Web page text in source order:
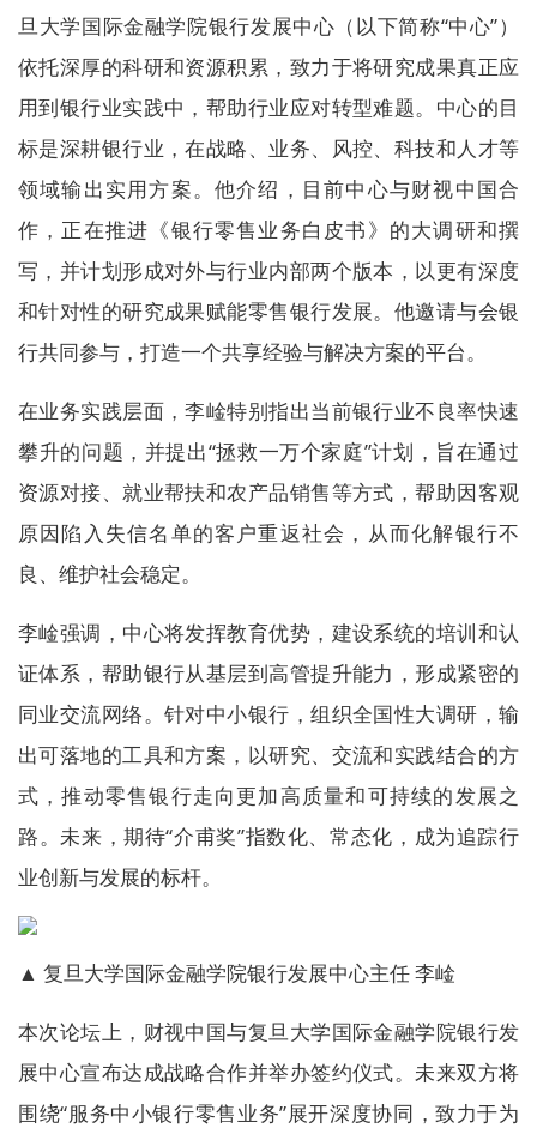
旦大学国际金融学院银行发展中心（以下简称“中心”）
依托深厚的科研和资源积累，致力于将研究成果真正应
用到银行业实践中，帮助行业应对转型难题。中心的目
标是深耕银行业，在战略、业务、风控、科技和人才等
领域输出实用方案。他介绍，目前中心与财视中国合
作，正在推进《银行零售业务白皮书》的大调研和撰
写，并计划形成对外与行业内部两个版本，以更有深度
和针对性的研究成果赋能零售银行发展。他邀请与会银
行共同参与，打造一个共享经验与解决方案的平台。
在业务实践层面，李崯特别指出当前银行业不良率快速
攀升的问题，并提出“拯救一万个家庭”计划，旨在通过
资源对接、就业帮扶和农产品销售等方式，帮助因客观
原因陷入失信名单的客户重返社会，从而化解银行不
良、维护社会稳定。
李崯强调，中心将发挥教育优势，建设系统的培训和认
证体系，帮助银行从基层到高管提升能力，形成紧密的
同业交流网络。针对中小银行，组织全国性大调研，输
出可落地的工具和方案，以研究、交流和实践结合的方
式，推动零售银行走向更加高质量和可持续的发展之
路。未来，期待“介甫奖”指数化、常态化，成为追踪行
业创新与发展的标杆。
▲ 复旦大学国际金融学院银行发展中心主任 李崯
本次论坛上，财视中国与复旦大学国际金融学院银行发
展中心宣布达成战略合作并举办签约仪式。未来双方将
围绕“服务中小银行零售业务”展开深度协同，致力于为